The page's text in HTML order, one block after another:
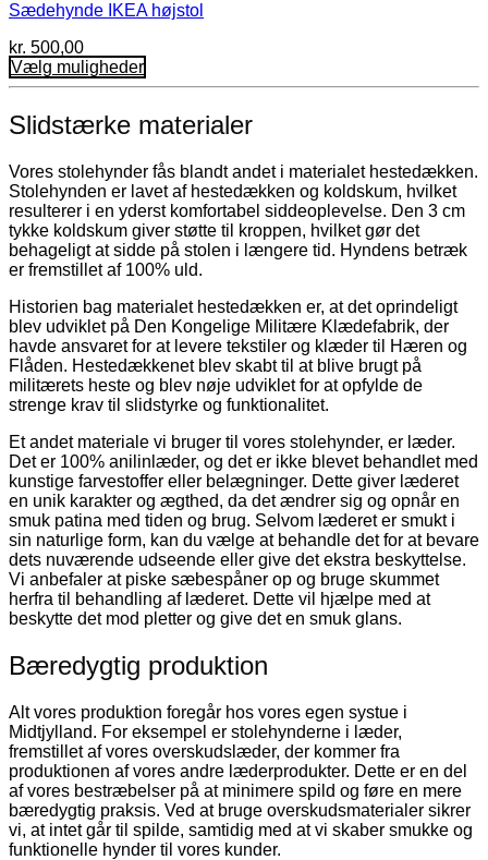
Sædehynde IKEA højstol
kr. 500,00
Vælg muligheder
Dette
har
varianter.
Mulighederne
kan
vælges
på
varesiden
Slidstærke materialer
Vores stolehynder fås blandt andet i materialet hestedækken.
Stolehynden er lavet af hestedækken og koldskum, hvilket
resulterer i en yderst komfortabel siddeoplevelse. Den 3 cm
tykke koldskum giver støtte til kroppen, hvilket gør det
behageligt at sidde på stolen i længere tid. Hyndens betræk
er fremstillet af 100% uld.
Historien bag materialet hestedækken er, at det oprindeligt
blev udviklet på Den Kongelige Militære Klædefabrik, der
havde ansvaret for at levere tekstiler og klæder til Hæren og
Flåden. Hestedækkenet blev skabt til at blive brugt på
militærets heste og blev nøje udviklet for at opfylde de
strenge krav til slidstyrke og funktionalitet.
Et andet materiale vi bruger til vores stolehynder, er læder.
Det er 100% anilinlæder, og det er ikke blevet behandlet med
kunstige farvestoffer eller belægninger. Dette giver læderet
en unik karakter og ægthed, da det ændrer sig og opnår en
smuk patina med tiden og brug. Selvom læderet er smukt i
sin naturlige form, kan du vælge at behandle det for at bevare
dets nuværende udseende eller give det ekstra beskyttelse.
Vi anbefaler at piske sæbespåner op og bruge skummet
herfra til behandling af læderet. Dette vil hjælpe med at
beskytte det mod pletter og give det en smuk glans.
Bæredygtig produktion
Alt vores produktion foregår hos vores egen systue i
Midtjylland. For eksempel er stolehynderne i læder,
fremstillet af vores overskudslæder, der kommer fra
produktionen af vores andre læderprodukter. Dette er en del
af vores bestræbelser på at minimere spild og føre en mere
bæredygtig praksis. Ved at bruge overskudsmaterialer sikrer
vi, at intet går til spilde, samtidig med at vi skaber smukke og
funktionelle hynder til vores kunder.